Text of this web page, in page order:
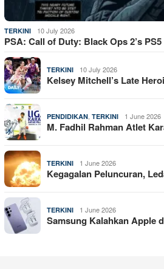
TERKINI 10 July 2026
PSA: Call of Duty: Black Ops 2’s
TERKINI 10 July 2026
Kelsey Mitchell’s Late
PENDIDIKAN, TERKINI 1 June 2026
M. Fadhil Rahman Atlet
TERKINI 1 June 2026
Kegagalan Peluncuran,
TERKINI 1 June 2026
Samsung Kalahkan Apple